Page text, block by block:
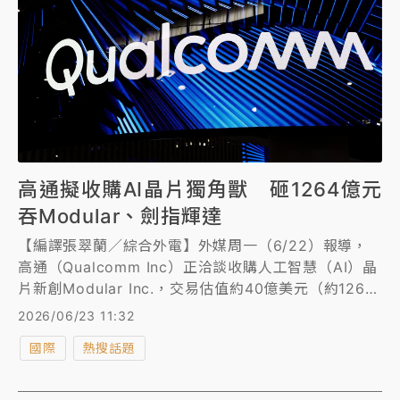
高通擬收購AI晶片獨角獸 砸1264億元
吞Modular、劍指輝達
【編譯張翠蘭／綜合外電】外媒周一（6/22）報導，
高通（Qualcomm Inc）正洽談收購人工智慧（AI）晶
片新創Modular Inc.，交易估值約40億美元（約1264
億元台幣）。分析指出，高通致力擴充產品線，並建立
聯盟，以期成為市場領導者輝達的強力競爭對手。
2026/06/23 11:32
國際 熱搜話題